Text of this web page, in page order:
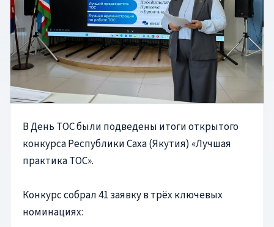
В День ТОС были подведены итоги открытого
конкурса Республики Саха (Якутия) «Лучшая
практика ТОС».
Конкурс собрал 41 заявку в трёх ключевых
номинациях: